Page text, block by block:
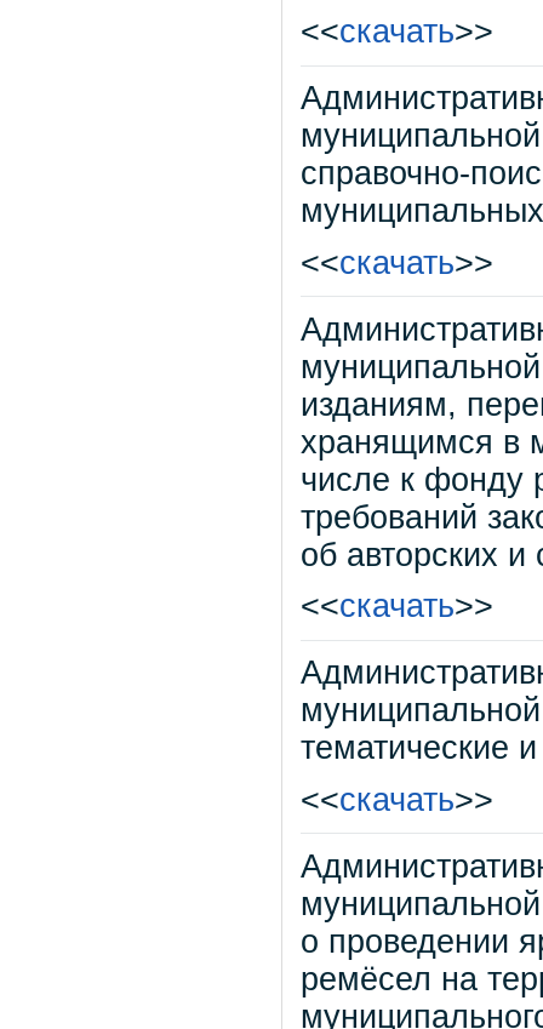
<<скачать>>
справочно-
<<скачать>>
изданиям,
хранящимся в
числе к фонду
требований
об авторских
<<скачать>>
тематические
<<скачать>>
о проведении
ремёсел на